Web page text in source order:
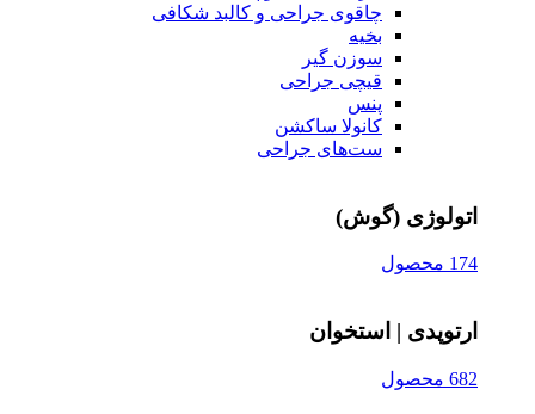
چاقوی جراحی و کالبد شکافی
بخیه
سوزن‌ گیر
قیچی‌ جراحی
پنس
کانولا ساکشن
ست‌های جراحی
اتولوژی (گوش)
174 محصول
ارتوپدی | استخوان
682 محصول